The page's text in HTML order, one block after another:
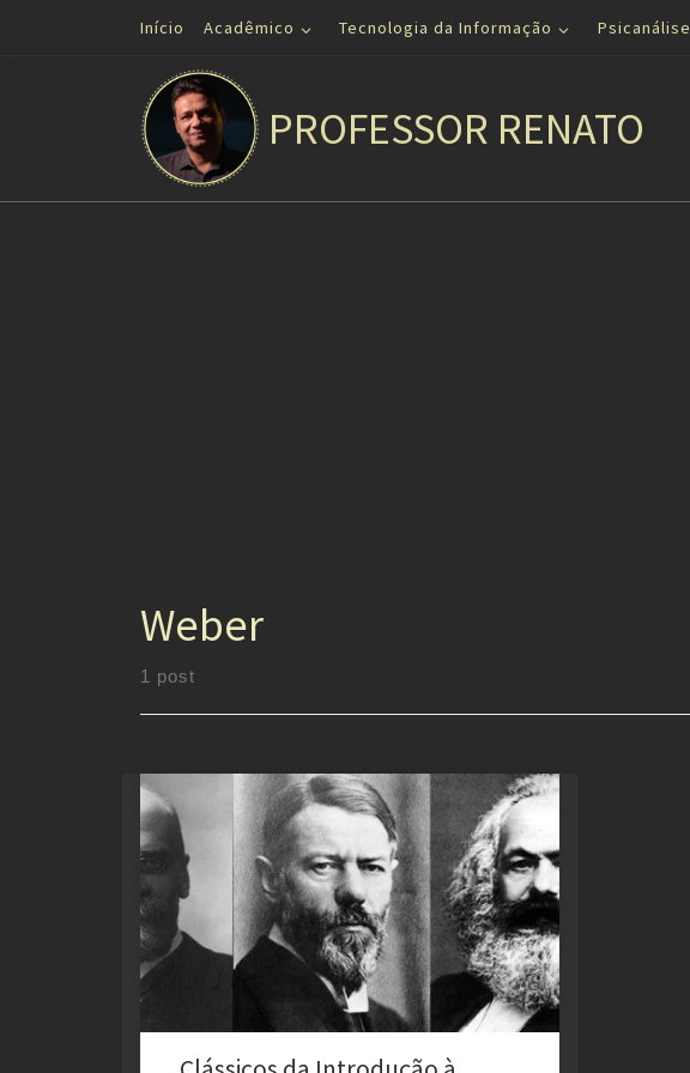
Skip to contentInício Acadêmico Tecnologia da Informação Psicanálise
PROFESSOR RENATO
Weber
1 post
As Bases Filosóficas da Sociologia: Um Diálogo entre
Tradições, Influências e contrastes na cultura Afro A
sociologia, como ciência que busca compreender os
fenômenos sociais, não surgiu isoladamente. Suas
raízes estão profundamente entrelaçadas com a
filosofia e as tradições de pensamento de diferentes
culturas. Neste artigo, exploramos como o pensamento